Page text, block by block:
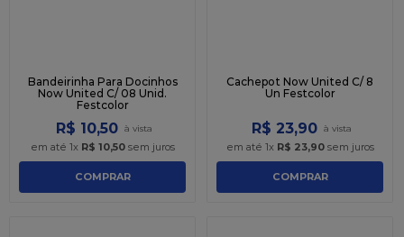
Bandeirinha Para Docinhos
Now United C/ 08 Unid.
Festcolor
R$ 10,50
em até 1x R$ 10,50sem juros
COMPRAR
Cachepot Now United C/ 8
Un Festcolor
R$ 23,90
em até 1x R$ 23,90sem juros
COMPRAR